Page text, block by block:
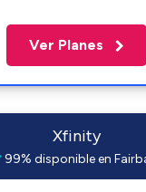
Ver Planes
Xfinity
99% disponible en